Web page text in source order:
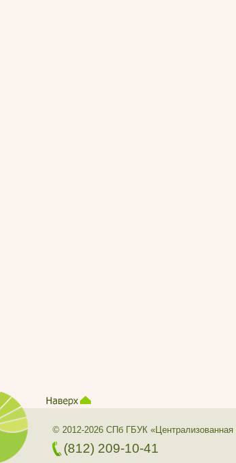
© 2012-2026 СПб ГБУК «Централизованная
(812) 209-10-41